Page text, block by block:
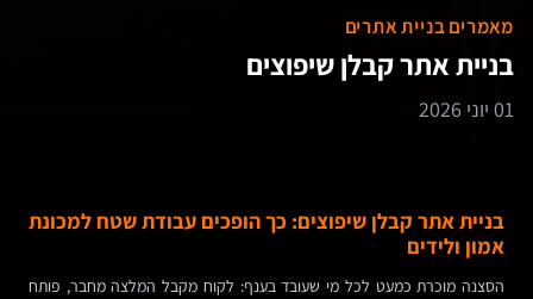
מאמרים בניית אתרים
בניית אתר קבלן שיפוצים
01 יוני 2026
בניית אתר קבלן שיפוצים: כך הופכים עבודת שטח למכונת
אמון ולידים
הסצנה מוכרת כמעט לכל מי שעובד בענף: לקוח מקבל המלצה מחבר, פותח